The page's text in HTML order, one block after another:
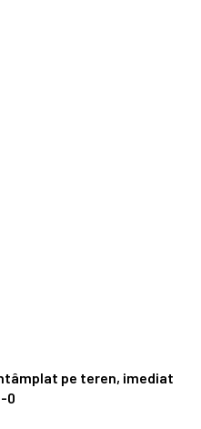
pe teren, imediat
0